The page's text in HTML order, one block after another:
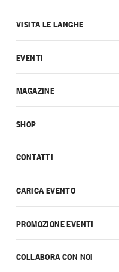
CONTATTI
CARICA EVENTO
PROMOZIONE EVENTI
COLLABORA CON NOI
VISITA LE LANGHE
EVENTI
MAGAZINE
SHOP